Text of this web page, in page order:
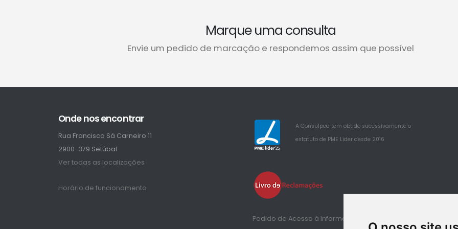
Marque uma consulta
Envie um pedido de marcação e respondemos assim que possível
Onde nos encontrar
Rua Francisco Sá Carneiro 11
2900-379 Setúbal
Ver todas as localizações
Horário de funcionamento
25
A Consulped tem obtido sucessivamente o
estatuto de PME Lider desde 2016
Pedido de Acesso à Informação de Saúde